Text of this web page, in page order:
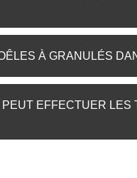
À GRANULÉS
EFFECTUER